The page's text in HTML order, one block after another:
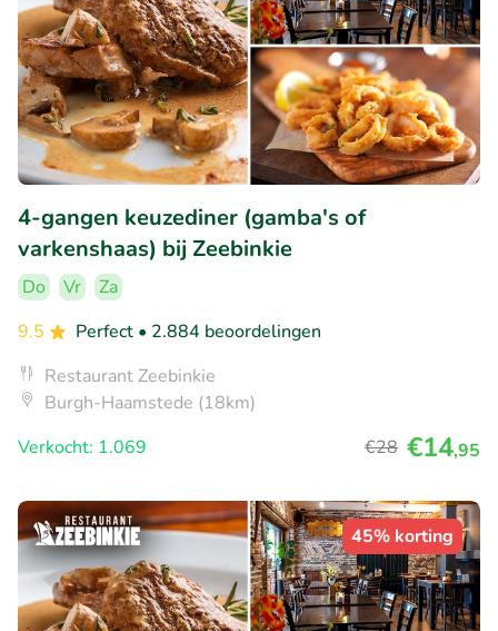
4-gangen keuzediner (gamba's of
varkenshaas) bij Zeebinkie
Do Vr
Za
9.5
Perfect • 2.884 beoordelingen
Restaurant Zeebinkie
Burgh-Haamstede (18km)
Verkocht: 1.069
€28 €14,95
45% korting